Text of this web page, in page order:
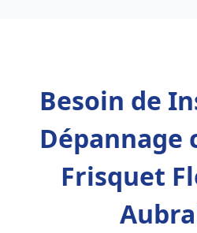
Besoin de
Dépannage
Frisquet